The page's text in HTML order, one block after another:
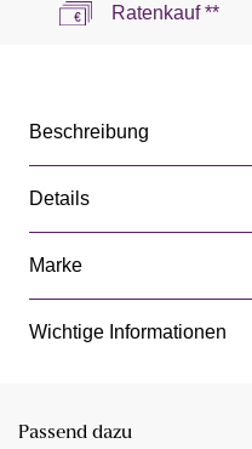
Ratenkauf **
Beschreibung
Details
Marke
Wichtige Informationen
Passend dazu